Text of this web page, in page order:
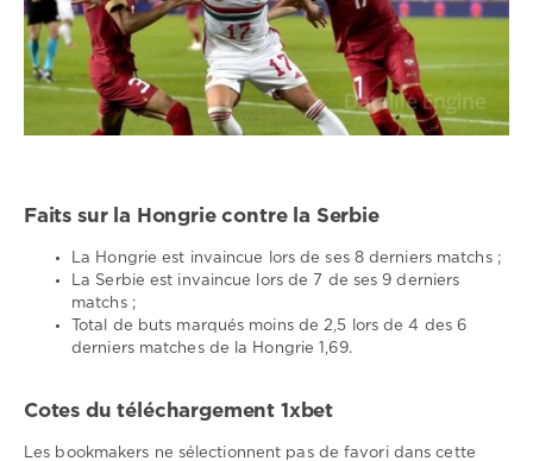
Faits sur la Hongrie contre la Serbie
La Hongrie est invaincue lors de ses 8 derniers matchs ;
La Serbie est invaincue lors de 7 de ses 9 derniers
matchs ;
Total de buts marqués moins de 2,5 lors de 4 des 6
derniers matches de la Hongrie 1,69.
Cotes du téléchargement 1xbet
Les bookmakers ne sélectionnent pas de favori dans cette